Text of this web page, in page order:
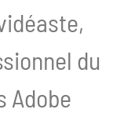
du
Adobe